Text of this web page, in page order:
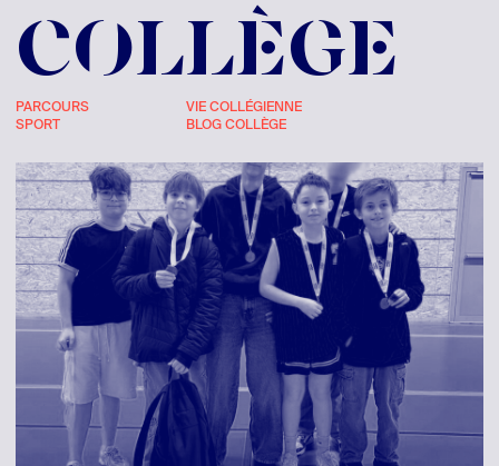
COLLÈGE
PARCOURS
SPORT
VIE COLLÉGIENNE
BLOG COLLÈGE